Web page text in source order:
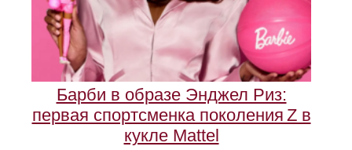
Барби в образе Энджел Риз:
первая спортсменка поколения Z в
кукле Mattel